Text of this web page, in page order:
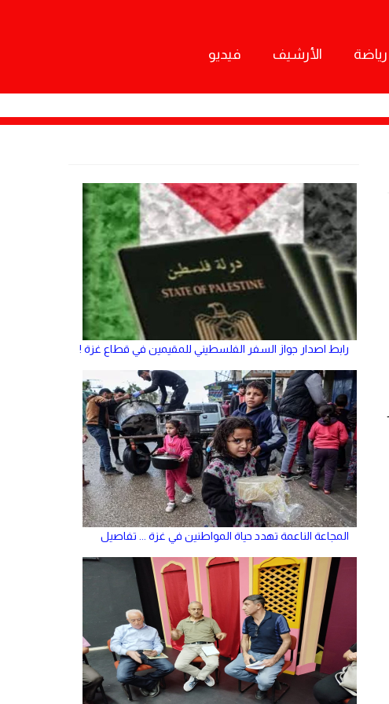
رياضة الأرشيف فيديو
رابط اصدار جواز السفر الفلسطيني للمقيمين في قطاع غزة !
المجاعة الناعمة تهدد حياة المواطنين في غزة ... تفاصيل